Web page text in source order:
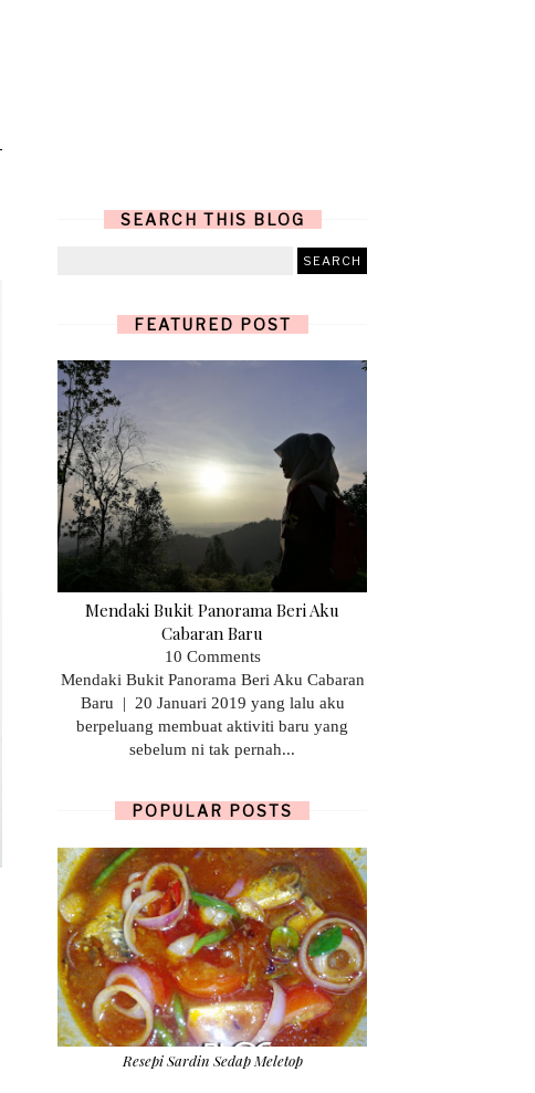
SEARCH THIS BLOG
FEATURED POST
Mendaki Bukit Panorama Beri Aku
Cabaran Baru
10 Comments
Mendaki Bukit Panorama Beri Aku Cabaran
Baru | 20 Januari 2019 yang lalu aku
berpeluang membuat aktiviti baru yang
sebelum ni tak pernah...
POPULAR POSTS
Resepi Sardin Sedap Meletop